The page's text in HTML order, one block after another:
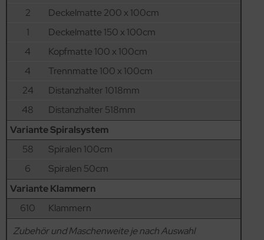
2
Deckelmatte 200 x 100cm
1
Deckelmatte 150 x 100cm
4
Kopfmatte 100 x 100cm
4
Trennmatte 100 x 100cm
24
Distanzhalter 1018mm
48
Distanzhalter 518mm
Variante Spiralsystem
58
Spiralen 100cm
6
Spiralen 50cm
Variante Klammern
610
Klammern
Zubehör und Maschenweite je nach Auswahl